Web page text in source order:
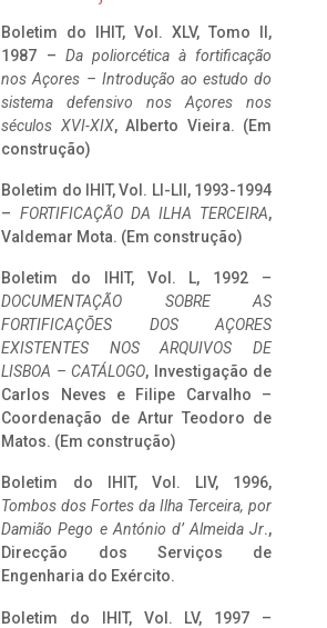
Boletim do IHIT, Vol. XLV, Tomo II,
1987 – Da poliorcética à fortificação
nos Açores – Introdução ao estudo do
sistema defensivo nos Açores nos
séculos XVI-XIX, Alberto Vieira. (Em
construção)
Boletim do IHIT, Vol. LI-LII, 1993-1994
– FORTIFICAÇÃO DA ILHA TERCEIRA,
Valdemar Mota. (Em construção)
Boletim do IHIT, Vol. L, 1992 –
DOCUMENTAÇÃO SOBRE AS
FORTIFICAÇÕES DOS AÇORES
EXISTENTES NOS ARQUIVOS DE
LISBOA – CATÁLOGO, Investigação de
Carlos Neves e Filipe Carvalho –
Coordenação de Artur Teodoro de
Matos. (Em construção)
Boletim do IHIT, Vol. LIV, 1996,
Tombos dos Fortes da Ilha Terceira, por
Damião Pego e António d’ Almeida Jr.,
Direcção dos Serviços de
Engenharia do Exército.
Boletim do IHIT, Vol. LV, 1997 –